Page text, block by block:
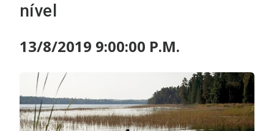
nível
13/8/2019 9:00:00 P.M.